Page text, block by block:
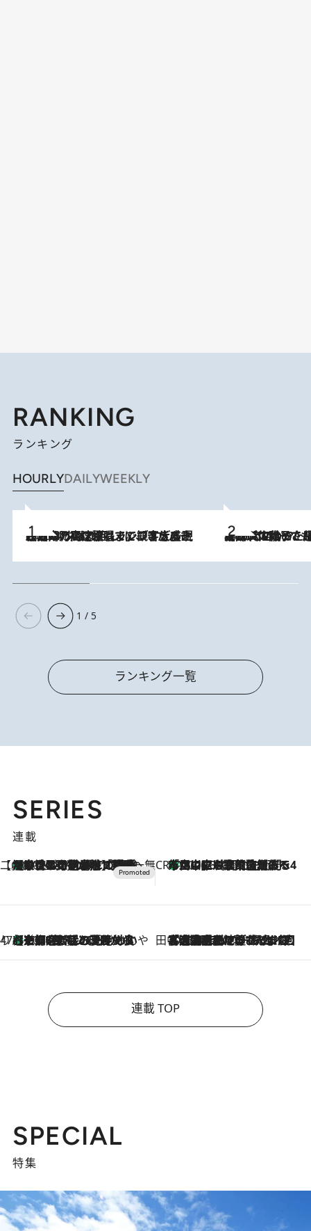
RANKING
ランキング
HOURLYDAILYWEEKLY
2026.8.7
「湘南乃風に憧れて」観客大盛上がりの“タオル回し”に、ラッパー顔負けの高速歌唱まで…さだまさし（74）のアグレッシブすぎる現在地 2026.8.5
【阿川佐和子さんの年とる力】なぜ70代で始めた趣味は“こんなに楽しい”のか？ ピアノ、俳句…スランプに陥っても続けられる“ある秘訣”とは
1 / 5
ランキング一覧
SERIES
連載
【CREA×星野リゾート】唯一無二。癒しと発見が待つ場所へ
2026.8.7
【トンボの足水浴】ヒノキの香りに包まれて涼感マックス！約13℃の湧水かけ流しを避暑地「星野温泉 トンボの湯」で体験 CREA'S CHOICE
2026.8.7
「立川にも歌舞伎があるんだよ」 片岡仁左衛門・市川中車ら豪華座組みで4年目の立川立飛歌舞伎へ
47都道府県の手みやげ ひんやりスイーツで夏を満喫
2026.8.7
【京都府】この夏絶対食べたい 冷やしておいしいおやつ3選 ひと口目から心を掴む新緑のテリーヌ 田中稲の勝手に再ブーム
2026.8.7
「湘南乃風に憧れて」観客大盛上がりの“タオル回し”に、ラッパー顔負けの高速歌唱まで…さだまさし（74）のアグレッシブすぎる現在地
連載 TOP
SPECIAL
特集